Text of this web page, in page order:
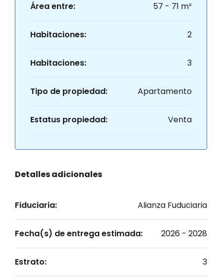
Área entre: 57 - 71 m²
Habitaciones: 2
Habitaciones: 3
Tipo de propiedad: Apartamento
Estatus propiedad: Venta
Detalles adicionales
Fiduciaria: Alianza Fuduciaria
Fecha(s) de entrega estimada: 2026 - 2028
Estrato: 3